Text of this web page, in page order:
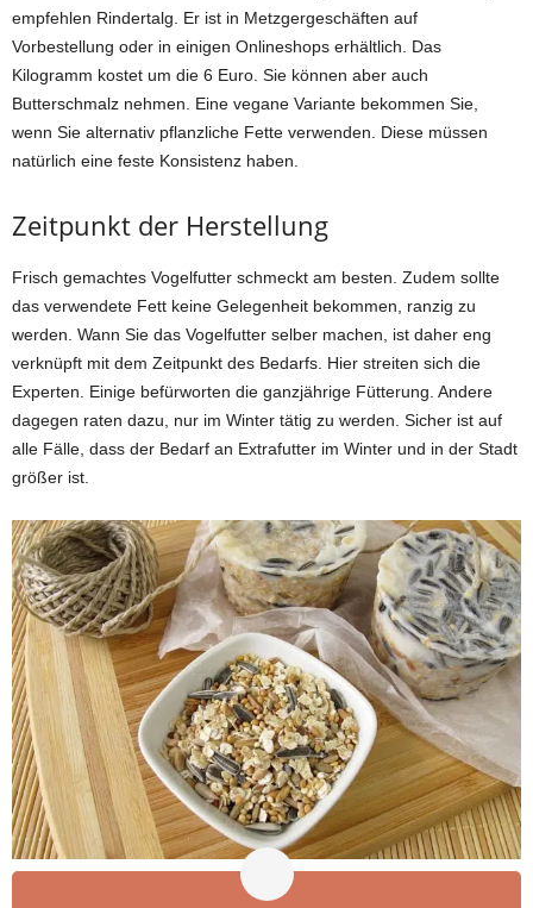
empfehlen Rindertalg. Er ist in Metzgergeschäften auf
Vorbestellung oder in einigen Onlineshops erhältlich. Das
Kilogramm kostet um die 6 Euro. Sie können aber auch
Butterschmalz nehmen. Eine vegane Variante bekommen Sie,
wenn Sie alternativ pflanzliche Fette verwenden. Diese müssen
natürlich eine feste Konsistenz haben.
Zeitpunkt der Herstellung
Frisch gemachtes Vogelfutter schmeckt am besten. Zudem sollte
das verwendete Fett keine Gelegenheit bekommen, ranzig zu
werden. Wann Sie das Vogelfutter selber machen, ist daher eng
verknüpft mit dem Zeitpunkt des Bedarfs. Hier streiten sich die
Experten. Einige befürworten die ganzjährige Fütterung. Andere
dagegen raten dazu, nur im Winter tätig zu werden. Sicher ist auf
alle Fälle, dass der Bedarf an Extrafutter im Winter und in der Stadt
größer ist.